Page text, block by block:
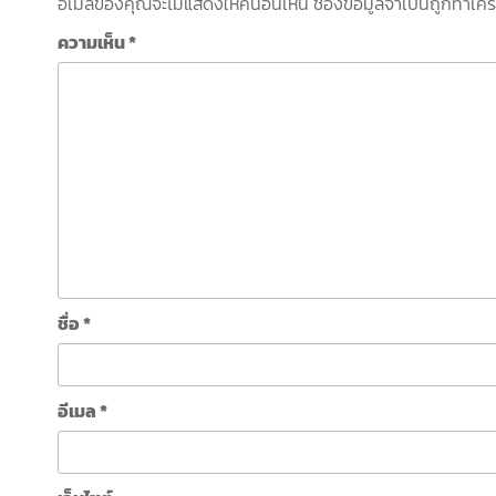
ความเห็น*
ชื่อ*
อีเมล*